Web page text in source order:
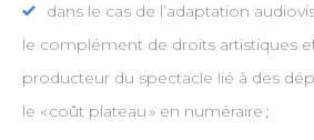
dans le cas de l’adaptation
le complément de droits artistiques
producteur du spectacle lié à des
le « coût plateau » en numéraire ;